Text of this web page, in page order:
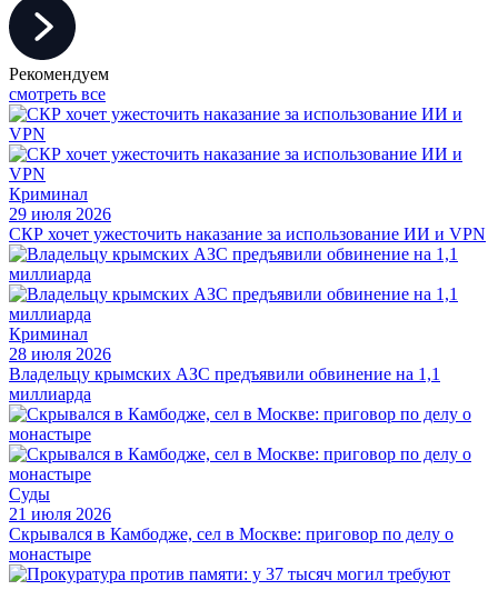
Рекомендуем
смотреть все
Криминал
29 июля 2026
СКР хочет ужесточить наказание за использование ИИ и VPN
Криминал
28 июля 2026
Владельцу крымских АЗС предъявили обвинение на 1,1
миллиарда
Суды
21 июля 2026
Скрывался в Камбодже, сел в Москве: приговор по делу о
монастыре